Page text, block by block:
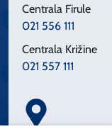
Centrala Firule
021 556 111
Centrala Križine
021 557 111